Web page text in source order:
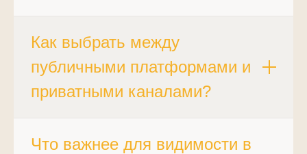
Охваты есть, качество контакта
изменилось. Аудитория в публичных
лентах находится в режиме пассивного
потребления. В закрытых каналах люди
контенту, делятся с кругом доверия. Ваша
Как выбрать между
публичными платформами и
приватными каналами?
Работайте с обеими зонами, распределяя
Что важнее для видимости в